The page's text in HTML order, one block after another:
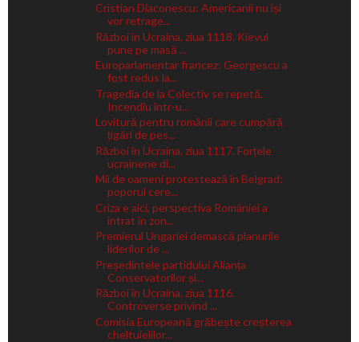
Cristian Diaconescu: Americanii nu își
vor retrage...
Război în Ucraina, ziua 1118. Kievul
pune pe masă ...
Europarlamentar francez: Georgescu a
fost redus la...
Tragedia de la Colectiv se repetă.
Incendiu într-u...
Lovitură pentru românii care cumpără
țigări de pes...
Război în Ucraina, ziua 1117. Forțele
ucrainene di...
Mii de oameni protestează în Belgrad:
poporul cere...
Criza e aici, perspectiva României a
intrat în zon...
Premierul Ungariei demască planurile
liderilor de ...
Președintele partidului Alianța
Conservatorilor și...
Război în Ucraina, ziua 1116.
Controverse privind ...
Comisia Europeană grăbește creșterea
cheltuielilor...